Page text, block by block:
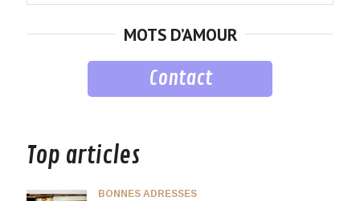
MOTS D’AMOUR
Contact
Top articles